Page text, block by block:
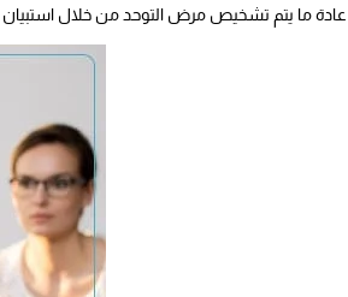
عادة ما يتم تشخيص مرض التوحد من خلال استبيان